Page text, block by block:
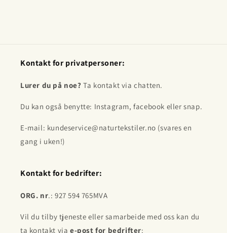
Kontakt for privatpersoner:
Lurer du på noe? Ta kontakt via chatten.
Du kan også benytte: Instagram, facebook eller snap.
E-mail: kundeservice@naturtekstiler.no (svares en
gang i uken!)
Kontakt for bedrifter:
ORG. nr.: 927 594 765MVA
Vil du tilby tjeneste eller samarbeide med oss kan du
ta kontakt via e-post for bedrifter: